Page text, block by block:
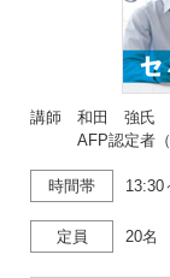
講師 和田 強氏
AFP認定者（フ
時間帯 13:30
定員 20名